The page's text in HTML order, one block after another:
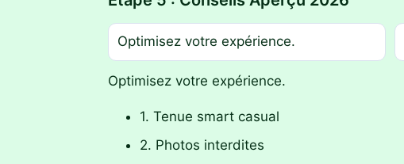
Optimisez votre expérience.
Optimisez votre expérience.
1. Tenue smart casual
2. Photos interdites